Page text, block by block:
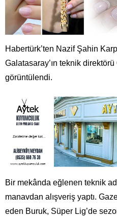
Habertürk’ten Nazif Şahin
Galatasaray’ın teknik
görüntülendi.
Bir mekânda eğlenen teknik
manavdan alışveriş yaptı.
eden Buruk, Süper Lig’de